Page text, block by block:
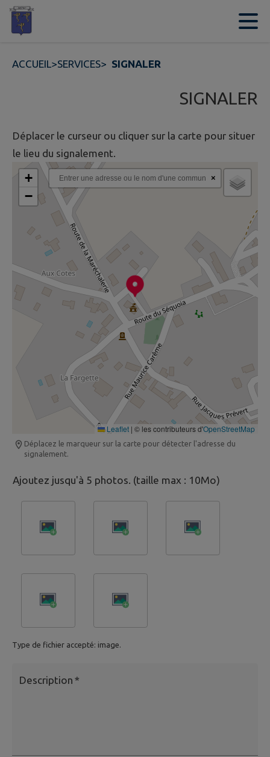
Contenu
ACCUEIL>SERVICES> SIGNALER
SIGNALER
Déplacer le curseur ou cliquer sur la carte pour situer
le lieu du signalement.
+
−
Leaflet | © les contributeurs d'OpenStreetMap
×
Déplacez le marqueur sur la carte pour détecter l'adresse du
signalement.
Ajoutez jusqu'à 5 photos. (taille max : 10Mo)
Type de fichier accepté: image.
Description *